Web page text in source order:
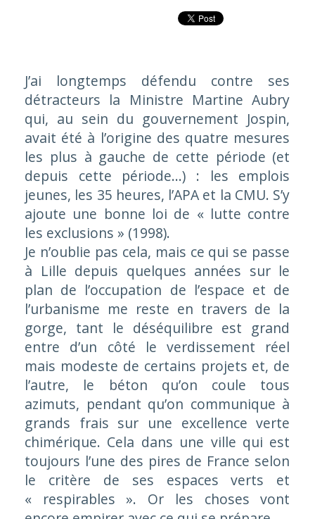
J’ai longtemps défendu contre ses
détracteurs la Ministre Martine Aubry
qui, au sein du gouvernement Jospin,
avait été à l’origine des quatre mesures
les plus à gauche de cette période (et
depuis cette période…) : les emplois
jeunes, les 35 heures, l’APA et la CMU. S’y
ajoute une bonne loi de « lutte contre
les exclusions » (1998).
Je n’oublie pas cela, mais ce qui se passe
à Lille depuis quelques années sur le
plan de l’occupation de l’espace et de
l’urbanisme me reste en travers de la
gorge, tant le déséquilibre est grand
entre d’un côté le verdissement réel
mais modeste de certains projets et, de
l’autre, le béton qu’on coule tous
azimuts, pendant qu’on communique à
grands frais sur une excellence verte
chimérique. Cela dans une ville qui est
toujours l’une des pires de France selon
le critère de ses espaces verts et
« respirables ». Or les choses vont